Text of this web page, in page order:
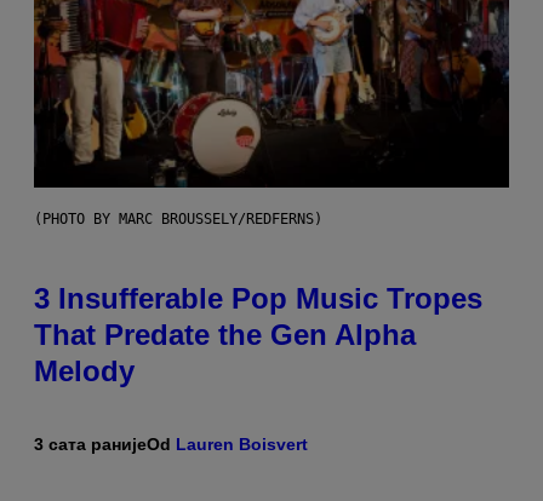
(PHOTO BY MARC BROUSSELY/REDFERNS)
3 Insufferable Pop Music Tropes
That Predate the Gen Alpha
Melody
3 сата ранијеOd Lauren Boisvert